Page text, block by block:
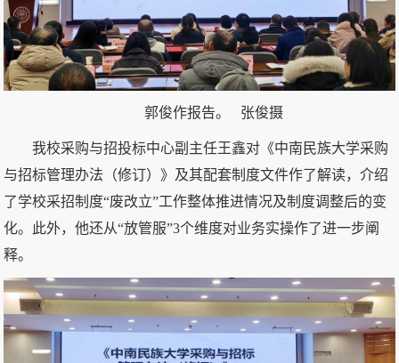
郭俊作报告。 张俊摄
我校采购与招投标中心副主任王鑫对《中南民族大学采购
与招标管理办法（修订）》及其配套制度文件作了解读，介绍
了学校采招制度“废改立”工作整体推进情况及制度调整后的变
化。此外，他还从“放管服”3个维度对业务实操作了进一步阐
释。